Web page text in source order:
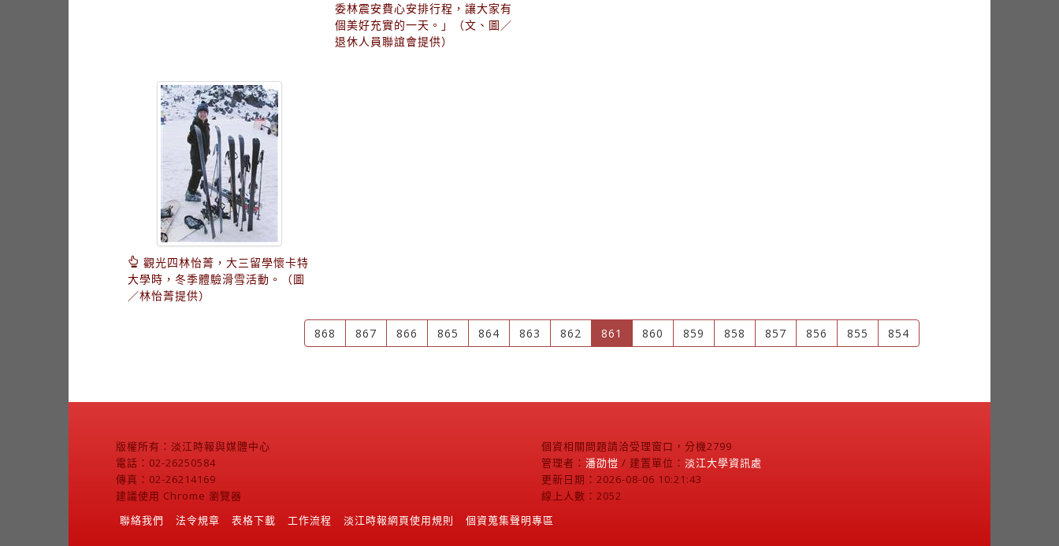
委林震安費心安排行程，讓大家有
個美好充實的一天。」（文、圖／
退休人員聯誼會提供）
觀光四林怡菁，大三留學懷卡特
大學時，冬季體驗滑雪活動。（圖
／林怡菁提供）
868 867 866 865 864 863 862 861 (current)
860 859 858 857 856 855 854
版權所有：淡江時報與媒體中心
電話：02-26250584
傳真：02-26214169
建議使用 Chrome 瀏覽器
個資相關問題請洽受理窗口，分機2799
管理者： 潘劭愷 / 建置單位： 淡江大學資訊處
更新日期：2026-08-06 10:21:43
線上人數：2052
聯絡我們
法令規章 表格下載 工作流程 淡江時報網頁使用規則 個資蒐集聲明專區